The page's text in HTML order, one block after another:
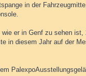
in der
er in Genf zu sehen ist,
in diesem Jahr auf der